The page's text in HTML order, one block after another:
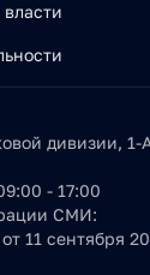
дивизии, 1-
- 17:00
СМИ:
11 сентября